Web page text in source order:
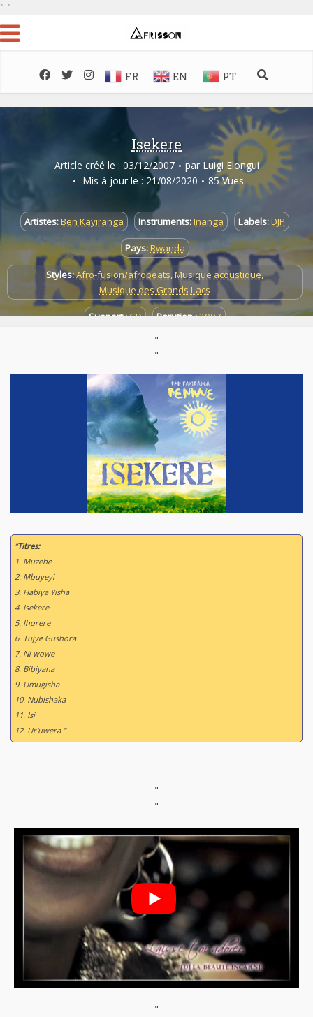
" "
FR EN PT
Isekere
Article créé le : 03/12/2007 par Luigi Elongui
Mis à jour le : 21/08/2020
85 Vues
Artistes:Ben Kayiranga Instruments:Inanga Labels:DJP
Pays:Rwanda
Styles:Afro-fusion/afrobeats,Musique acoustique,
Musique des Grands Lacs
Support :CD Parution :2007
"
"
“Titres:
1. Muzehe
2. Mbuyeyi
3. Habiya Yisha
4. Isekere
5. Ihorere
6. Tujye Gushora
7. Ni wowe
8. Bibiyana
9. Umugisha
10. Nubishaka
11. Isi
12. Ur'uwera ”
"
"
"